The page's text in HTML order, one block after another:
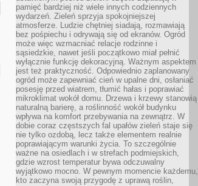
pamięć bardziej niż wiele innych codziennych
wydarzeń. Zieleń sprzyja spokojniejszej
atmosferze. Ludzie chętniej siadają, rozmawiają
bez pośpiechu i odrywają się od ekranów. Ogród
może więc wzmacniać relacje rodzinne i
sąsiedzkie, nawet jeśli początkowo miał pełnić
wyłącznie funkcję dekoracyjną. Ważnym aspektem
jest też praktyczność. Odpowiednio zaplanowany
ogród może zapewniać cień w upalne dni, osłaniać
posesję przed wiatrem, tłumić hałas i poprawiać
mikroklimat wokół domu. Drzewa i krzewy stanowią
naturalną barierę, a roślinność wokół budynku
wpływa na komfort przebywania na zewnątrz. W
dobie coraz częstszych fal upałów zieleń staje się
nie tylko ozdobą, lecz także elementem realnie
poprawiającym warunki życia. To szczególnie
ważne na osiedlach i w strefach podmiejskich,
gdzie wzrost temperatur bywa odczuwalny
wyjątkowo mocno. W pewnym momencie każdemu,
kto zaczyna swoją przygodę z uprawą roślin,